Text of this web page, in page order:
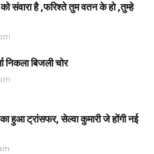
संवारा है ,फरिश्ते तुम वतन के हो ,तुम्हे
निकला बिजली चोर
हुआ ट्रांसफर, सेल्वा कुमारी जे होंगी नई